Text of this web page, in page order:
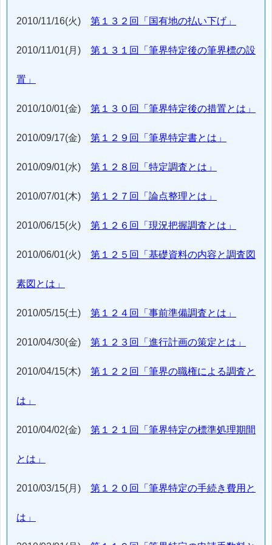
2010/11/16(火) 第１３２回「国有地の払い下げ」
2010/11/01(月) 第１３１回「筆界特定後の筆界標の設
置」
2010/10/01(金) 第１３０回「筆界特定後の措置とは」
2010/09/17(金) 第１２９回「筆界特定書とは」
2010/09/01(水) 第１２８回「特定調査とは」
2010/07/01(木) 第１２７回「論点整理とは」
2010/06/15(火) 第１２６回「現況把握調査とは」
2010/06/01(火) 第１２５回「基礎資料の内容と調査図
素図とは」
2010/05/15(土) 第１２４回「事前準備調査とは」
2010/04/30(金) 第１２３回「進行計画の策定とは」
2010/04/15(木) 第１２２回「筆界の職権による調査と
は」
2010/04/02(金) 第１２１回「筆界特定の標準処理期間
とは」
2010/03/15(月) 第１２０回「筆界特定の手続き費用と
は」